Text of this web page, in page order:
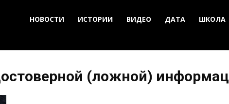
НОВОСТИ ИСТОРИИ ВИДЕО ДАТА ШКОЛА
(ложной)